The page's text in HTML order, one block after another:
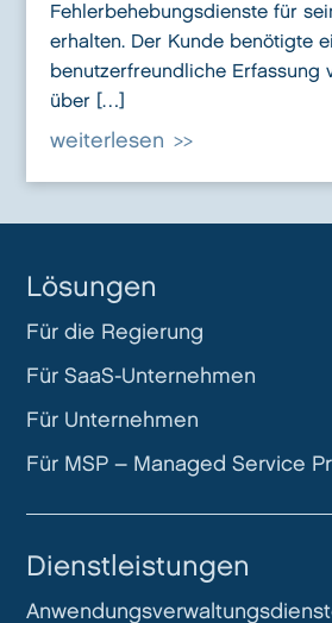
Fehlerbehebungsdienste für
erhalten. Der Kunde benötigte
benutzerfreundliche Erfassung
über […]
weiterlesen
Lösungen
Für die Regierung
Für SaaS-Unternehmen
Für Unternehmen
Für MSP – Managed Service
Dienstleistungen